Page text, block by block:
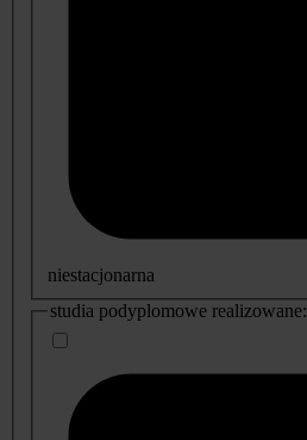
niestacjonarna
studia podyplomowe realizowane: